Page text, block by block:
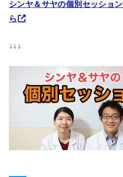
シンヤ＆サヤの個別セッショ
ら
↓↓↓